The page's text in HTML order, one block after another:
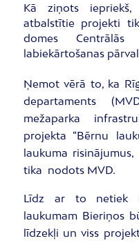
Kā ziņots iepriekš,
atbalstītie projekti
domes Centrālās
labiekārtošanas
Ņemot vērā to, ka
departaments
mežaparka
projekta “Bērnu
laukuma
tika nodots MVD.
Līdz ar to netiek
laukumam Bieriņos
līdzekļi un viss